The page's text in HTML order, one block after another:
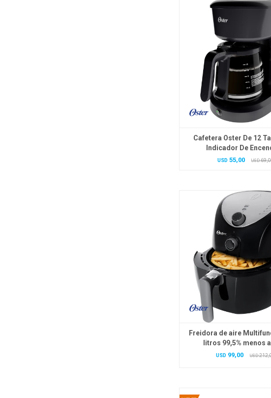
Cafetera Oster De 12
Indicador De
USD 55,00 USD
Freidora de aire
litros 99,5% menos
USD 99,00 USD